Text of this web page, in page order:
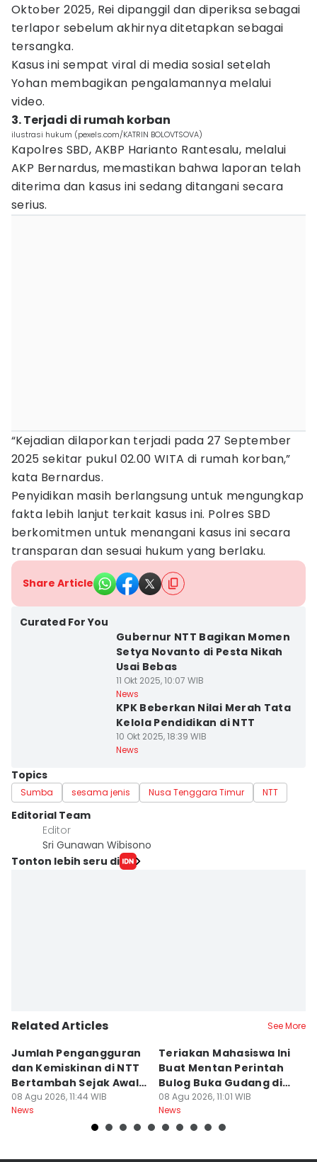
Oktober 2025, Rei dipanggil dan diperiksa sebagai
terlapor sebelum akhirnya ditetapkan sebagai
tersangka.
Kasus ini sempat viral di media sosial setelah
Yohan membagikan pengalamannya melalui
video.
3. Terjadi di rumah korban
ilustrasi hukum (pexels.com/KATRIN BOLOVTSOVA)
Kapolres SBD, AKBP Harianto Rantesalu, melalui
AKP Bernardus, memastikan bahwa laporan telah
diterima dan kasus ini sedang ditangani secara
serius.
“Kejadian dilaporkan terjadi pada 27 September
2025 sekitar pukul 02.00 WITA di rumah korban,”
kata Bernardus.
Penyidikan masih berlangsung untuk mengungkap
fakta lebih lanjut terkait kasus ini. Polres SBD
berkomitmen untuk menangani kasus ini secara
transparan dan sesuai hukum yang berlaku.
Share Article
Curated For You
Gubernur NTT Bagikan Momen
Setya Novanto di Pesta Nikah
Usai Bebas
11 Okt 2025, 10:07 WIB
News
KPK Beberkan Nilai Merah Tata
Kelola Pendidikan di NTT
10 Okt 2025, 18:39 WIB
News
Topics
Sumba sesama jenis Nusa Tenggara Timur NTT
Editorial Team
Editor
Sri Gunawan Wibisono
Tonton lebih seru di
Related Articles See More
Jumlah Pengangguran
dan Kemiskinan di NTT
Bertambah Sejak Awal
2026
08 Agu 2026, 11:44 WIB
News
Teriakan Mahasiswa Ini
Buat Mentan Perintah
Bulog Buka Gudang di
Alor
08 Agu 2026, 11:01 WIB
News